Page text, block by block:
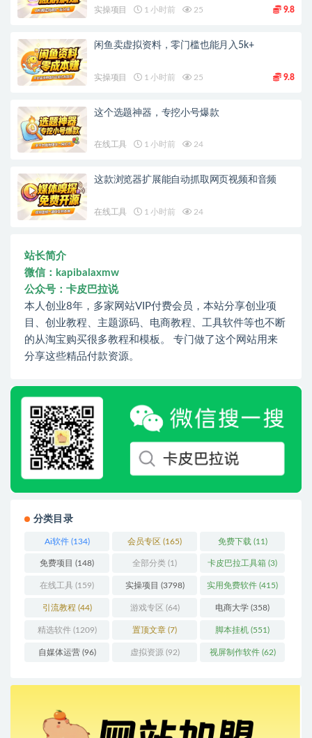
实操项目 1 小时前 25 9.8
闲鱼卖虚拟资料，零门槛也能月入5k+
实操项目 1 小时前 25 9.8
这个选题神器，专挖小号爆款
在线工具 1 小时前 24
这款浏览器扩展能自动抓取网页视频和音频
在线工具 1 小时前 24
站长简介
微信：kapibalaxmw
公众号：卡皮巴拉说
本人创业8年，多家网站VIP付费会员，本站分享创业项
目、创业教程、主题源码、电商教程、工具软件等也不断
的从淘宝购买很多教程和模板。 专门做了这个网站用来
分享这些精品付款资源。
分类目录
Ai软件(134) 会员专区 (165) 免费下载 (11)
免费项目 (148) 全部分类 (1) 卡皮巴拉工具箱 (3)
在线工具 (159) 实操项目 (3798) 实用免费软件 (415)
引流教程 (44) 游戏专区 (64) 电商大学 (358)
精选软件(1209) 置顶文章 (7) 脚本挂机 (551)
自媒体运营(96) 虚拟资源 (92) 视屏制作软件(62)